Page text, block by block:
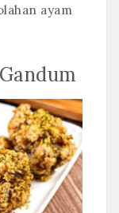
ayam